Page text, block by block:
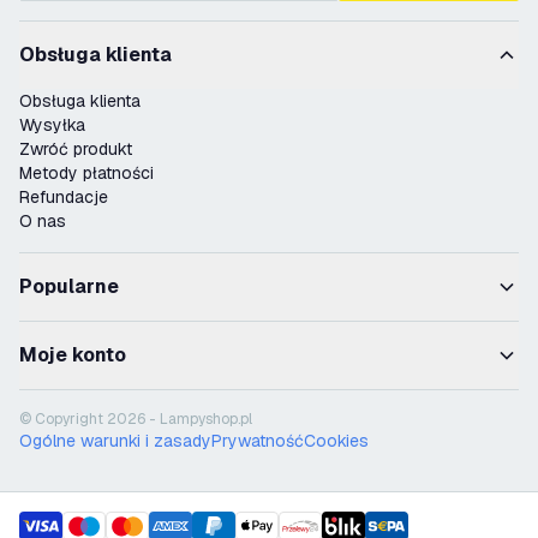
Obsługa klienta
Obsługa klienta
Wysyłka
Zwróć produkt
Metody płatności
Refundacje
O nas
Popularne
Moje konto
© Copyright 2026 - Lampyshop.pl
Ogólne warunki i zasadyPrywatnośćCookies